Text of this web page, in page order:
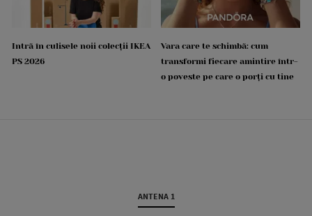
Intră în culisele noii colecții IKEA
PS 2026
Vara care te schimbă: cum
transformi fiecare amintire într-
o poveste pe care o porți cu tine
ANTENA 1